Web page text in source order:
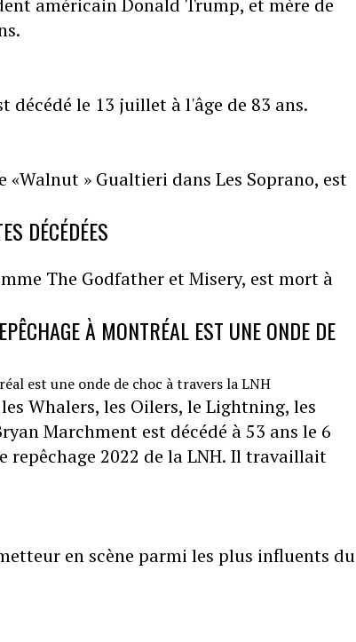
américain Donald Trump, et mère de
le 13 juillet à l'âge de 83 ans.
» Gualtieri dans Les Soprano, est
DÉCÉDÉES
The Godfather et Misery, est mort à
À MONTRÉAL EST UNE ONDE DE
Whalers, les Oilers, le Lightning, les
Marchment est décédé à 53 ans le 6
2022 de la LNH. Il travaillait
en scène parmi les plus influents du